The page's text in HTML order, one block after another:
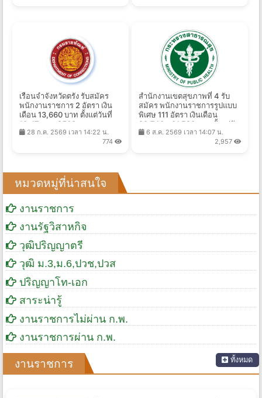
เรือนจำจังหวัดตรัง รับสมัคร
พนักงานราชการ 2 อัตรา เงิน
เดือน 13,660 บาท ตั้งแต่วันที่
10-17 ส.ค. 2569
28 ก.ค. 2569 เวลา 14:22 น.
774
สำนักงานเขตสุขภาพที่ 4 รับ
สมัคร พนักงานราชการรูปแบบ
พิเศษ 111 อัตรา เงินเดือน
22,740 - 81,580 บาท ตั้งแต่วัน
ที่ 17-28 ส.ค. 2569
6 ส.ค. 2569 เวลา 14:07 น.
2,957
หมวดหมู่ที่น่าสนใจ
งานราชการ
งานรัฐวิสาหกิจ
วุฒิปริญญาตรี
วุฒิ ม.3,ม.6,ปวช,ปวส
ปริญญาโท-เอก
สาระน่ารู้
งานราชการไม่ผ่าน ก.พ.
งานราชการผ่าน ก.พ.
งานราชการ ทั้งหมด